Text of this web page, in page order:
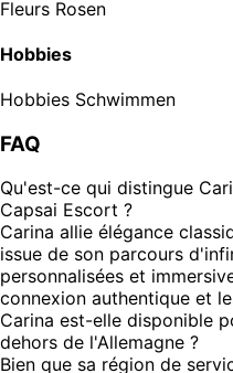
Fleurs Rosen
Hobbies
Hobbies Schwimmen
FAQ
Qu'est-ce qui distingue
Capsai Escort ?
Carina allie élégance
issue de son parcours
personnalisées et
connexion authentique et
Carina est-elle disponible
dehors de l'Allemagne ?
Bien que sa région de